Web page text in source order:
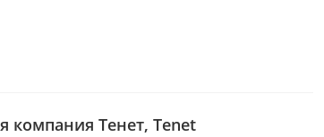
компания Тенет, Tenet